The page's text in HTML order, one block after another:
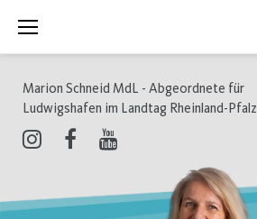
Inhalt
Marion Schneid MdL - Abgeordnete für
Ludwigshafen im Landtag Rheinland-Pfalz